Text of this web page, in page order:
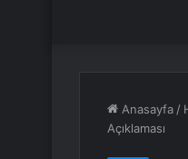
Anasayfa /
Açıklaması